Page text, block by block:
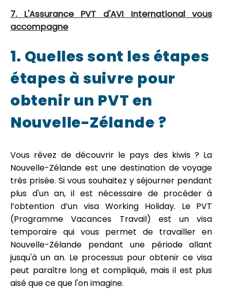
7. L'Assurance PVT d'AVI International vous
accompagne
1. Quelles sont les étapes
étapes à suivre pour
obtenir un PVT en
Nouvelle-Zélande ?
Vous rêvez de découvrir le pays des kiwis ? La
Nouvelle-Zélande est une destination de voyage
très prisée. Si vous souhaitez y séjourner pendant
plus d'un an, il est nécessaire de procéder à
l’obtention d’un visa Working Holiday. Le PVT
(Programme Vacances Travail) est un visa
temporaire qui vous permet de travailler en
Nouvelle-Zélande pendant une période allant
jusqu'à un an. Le processus pour obtenir ce visa
peut paraître long et compliqué, mais il est plus
aisé que ce que l'on imagine.